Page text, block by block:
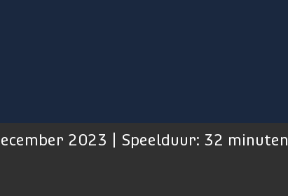
2023 | Speelduur: 32 minuten